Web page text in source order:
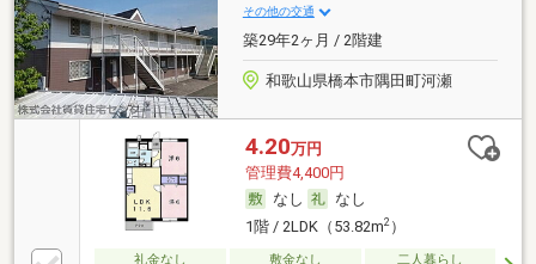
その他の交通
築29年2ヶ月 / 2階建
和歌山県橋本市隅田町河瀬
4.20万円
管理費4,400円
なし
なし
1階 / 2LDK（53.82m2）
礼金なし 敷金なし 二人暮らし